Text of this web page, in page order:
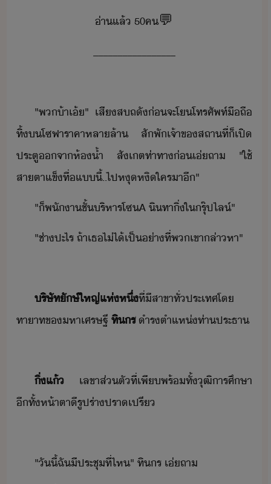
่า​แล้​ ​50​ค​💬
_________________
​​​​"​พ​้า​เ้​"​ ​เสี​สถ​ั​่​จะ​โ​โทรศัพท์ืถื​
ทิ้​​โซฟา​ราคา​หลา​ล้า​ ​สัพั​เจ้าข​สถาที่​็​เปิ​
ประตู​จา​ห้้ำ​ ​สัเต​ท่าทา​่​เ่​ถา​ ​"​ใช้​
สาตา​แข็ทื่​แี้​..​ไป​หุหิ​ใคร​า​ี​"
"​็​พัา​ชั้​ริหาร​โซ​A​ ​ิทา​ิ่​ใ​รุ๊ป​ไล์​"
"​ช่าปะไร​ ​ถ้า​เธ​ไ่ไ้​เป็​่าที่​พเขา​ล่าหา​"
ริษัท​ัษ์​ใหญ่​แห่หึ​่ที่​ีสา​ขา​ทั่ประเทศ​โ​
ทาาท​ข​หาเศรษฐี​ ทิร​ำรตำแห่​ท่า​ประธา
ิ่แ้​เลขา​ส่ตั​ที่​เพีพร้​ทั้​ุฒิารศึษา​
ีทั้​ห้าตา​ี​รูปร่า​ปราเปรี​
"​ัี้​ฉั​ี​ประชุ​ที่ไห​"​ ​ทิร​ ​เ่​ถา